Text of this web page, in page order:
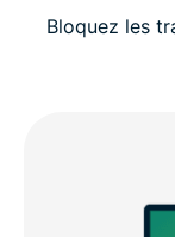
Bloquez les